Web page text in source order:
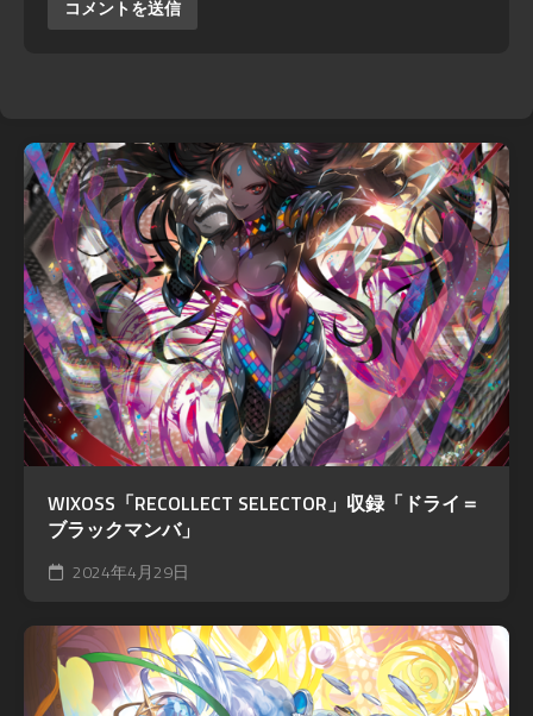
WIXOSS「RECOLLECT SELECTOR」収録「ドライ＝
ブラックマンバ」
2024年4月29日